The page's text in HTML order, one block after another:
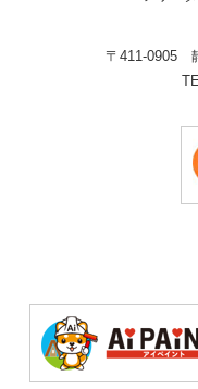
〒411-0905